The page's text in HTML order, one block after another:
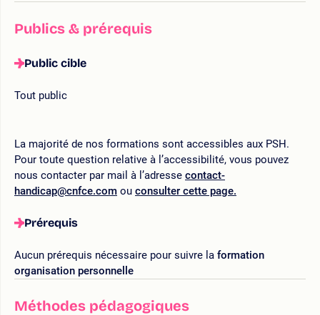
Publics & prérequis
Public cible
Tout public
La majorité de nos formations sont accessibles aux PSH.
Pour toute question relative à l’accessibilité, vous pouvez
nous contacter par mail à l’adresse contact-
handicap@cnfce.com ou consulter cette page.
Prérequis
Aucun prérequis nécessaire pour suivre la formation
organisation personnelle
Méthodes pédagogiques